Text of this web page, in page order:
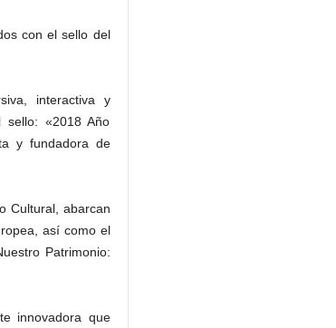
con el sello del
interactiva y
sello: «2018 Año
y fundadora de
Cultural, abarcan
así como el
Patrimonio:
innovadora que